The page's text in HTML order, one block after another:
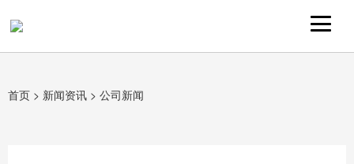
首页 > 新闻资讯 > 公司新闻